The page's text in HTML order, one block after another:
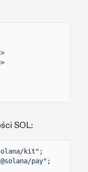
SOL:
kit" ;
pay" ;